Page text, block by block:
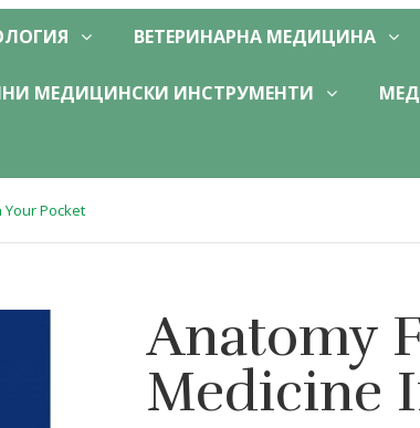
ВЕТЕРИНАРНА МЕДИЦИНА
МЕДИЦИНСКИ ИНСТРУМЕНТИ
Pocket
Anatomy
Medicine